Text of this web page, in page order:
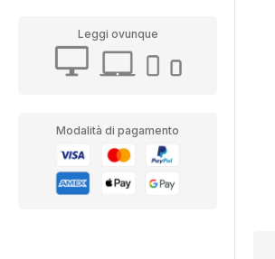
Leggi ovunque
Modalità di pagamento